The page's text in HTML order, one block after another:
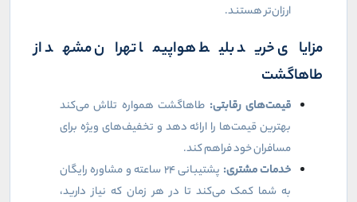
ارزان‌تر هستند.
مزایای خرید بلیط هواپیما تهران مشهد از
طاهاگشت
قیمت‌های رقابتی: طاهاگشت همواره تلاش می‌کند
بهترین قیمت‌ها را ارائه دهد و تخفیف‌های ویژه برای
مسافران خود فراهم کند.
خدمات مشتری:
پشتیبانی ۲۴ ساعته و مشاوره رایگان
به شما کمک می‌کند تا در هر زمان که نیاز دارید،